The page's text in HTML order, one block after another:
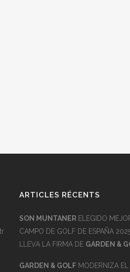
ARTICLES RÉCENTS
SON MUNTANER ELEGIDO
CAMPO DE GOLF DE ESPAÑA
LLEVA LA FIRMA DE GARDEN &
GARDEN & GOLF MODERNIZA EL